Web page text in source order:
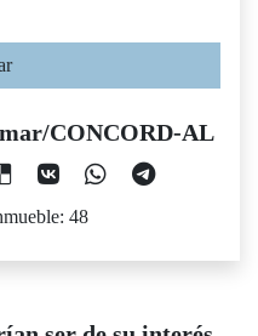
CONCORD-AL
48